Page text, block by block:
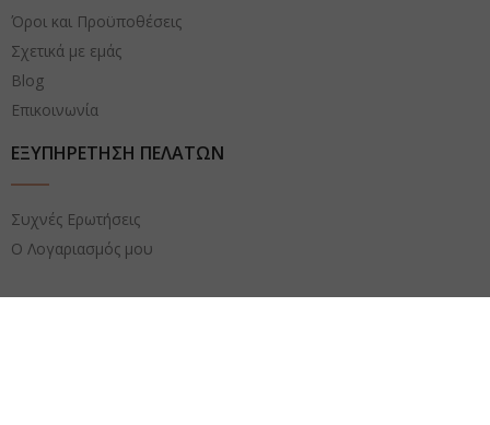
Όροι και Προϋποθέσεις
Σχετικά με εμάς
Blog
Επικοινωνία
ΕΞΥΠΗΡΕΤΗΣΗ ΠΕΛΑΤΩΝ
Συχνές Ερωτήσεις
Ο Λογαριασμός μου